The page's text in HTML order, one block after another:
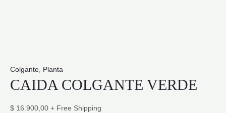
Colgante Planta
CAIDA COLGANTE VERDE
$ 16.900,00 + Free Shipping